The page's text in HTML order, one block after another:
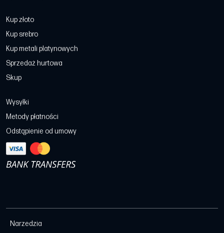
Kup złoto
Kup srebro
Kup metali platynowych
Sprzedaż hurtowa
Skup
Wysyłki
Metody płatności
Odstąpienie od umowy
Narzedzia